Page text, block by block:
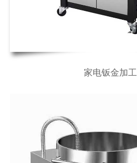
家电钣金加工